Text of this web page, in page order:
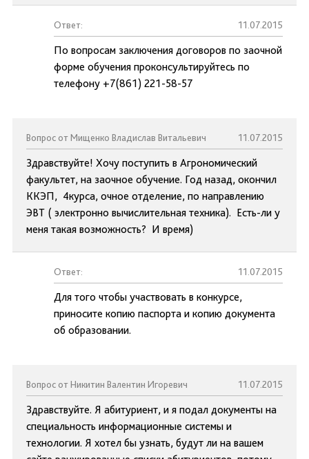
Ответ: 11.07.2015
По вопросам заключения договоров по заочной
форме обучения проконсультируйтесь по
телефону +7(861) 221-58-57
Вопрос от Мищенко Владислав Витальевич 11.07.2015
Здравствуйте! Хочу поступить в Агрономический
факультет, на заочное обучение. Год назад, окончил
ККЭП, 4курса, очное отделение, по направлению
ЭВТ ( электронно вычислительная техника). Есть-ли у
меня такая возможность? И время)
Ответ: 11.07.2015
Для того чтобы участвовать в конкурсе,
приносите копию паспорта и копию документа
об образовании.
Вопрос от Никитин Валентин Игоревич 11.07.2015
Здравствуйте. Я абитуриент, и я подал документы на
специальность информационные системы и
технологии. Я хотел бы узнать, будут ли на вашем